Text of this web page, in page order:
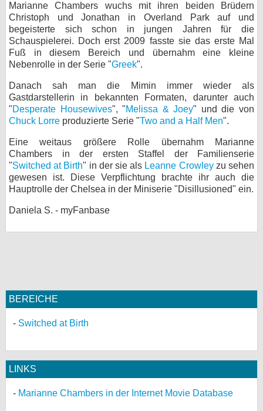
Marianne Chambers wuchs mit ihren beiden Brüdern
Christoph und Jonathan in Overland Park auf und
begeisterte sich schon in jungen Jahren für die
Schauspielerei. Doch erst 2009 fasste sie das erste Mal
Fuß in diesem Bereich und übernahm eine kleine
Nebenrolle in der Serie "Greek".
Danach sah man die Mimin immer wieder als
Gastdarstellerin in bekannten Formaten, darunter auch
"Desperate Housewives", "Melissa & Joey" und die von
Chuck Lorre produzierte Serie "Two and a Half Men".
Eine weitaus größere Rolle übernahm Marianne
Chambers in der ersten Staffel der Familienserie
"Switched at Birth" in der sie als Leanne Crowleyzu sehen
gewesen ist. Diese Verpflichtung brachte ihr auch die
Hauptrolle der Chelsea in der Miniserie "Disillusioned" ein.
Daniela S. - myFanbase
BEREICHE
Switched at Birth
LINKS
Marianne Chambers in der Internet Movie Database
SERVICE
Gewinnspiele
Forum
bei X
bei Facebook
Kontakt
Nutzungsbedingungen
myFanbase